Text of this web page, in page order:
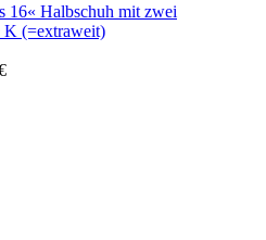
16« Halbschuh mit zwei
K (=extraweit)